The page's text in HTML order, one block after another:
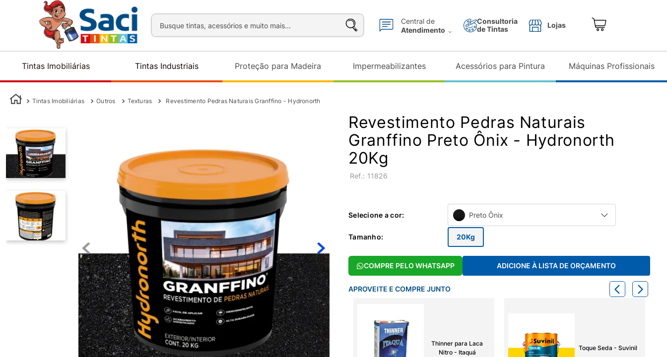
Busque tintas, acessórios e muito mais...
Central de
Atendimento
Consultoria
de Tintas
Lojas
Tintas Imobiliárias Tintas Industriais Proteção para Madeira Impermeabilizantes Acessórios para Pintura Máquinas Profissionais
Tintas Imobiliárias Outros Texturas Revestimento Pedras Naturais Granffino - Hydronorth
Revestimento Pedras Naturais
Granffino Preto Ônix - Hydronorth
20Kg
: 11826
Selecione a cor: Preto Ônix
Tamanho: 20Kg
COMPRE PELO WHATSAPP ADICIONE À LISTA DE ORÇAMENTO
APROVEITE E COMPRE JUNTO
Thinner para Laca
Nitro - Itaquá
Toque Seda - Suvinil